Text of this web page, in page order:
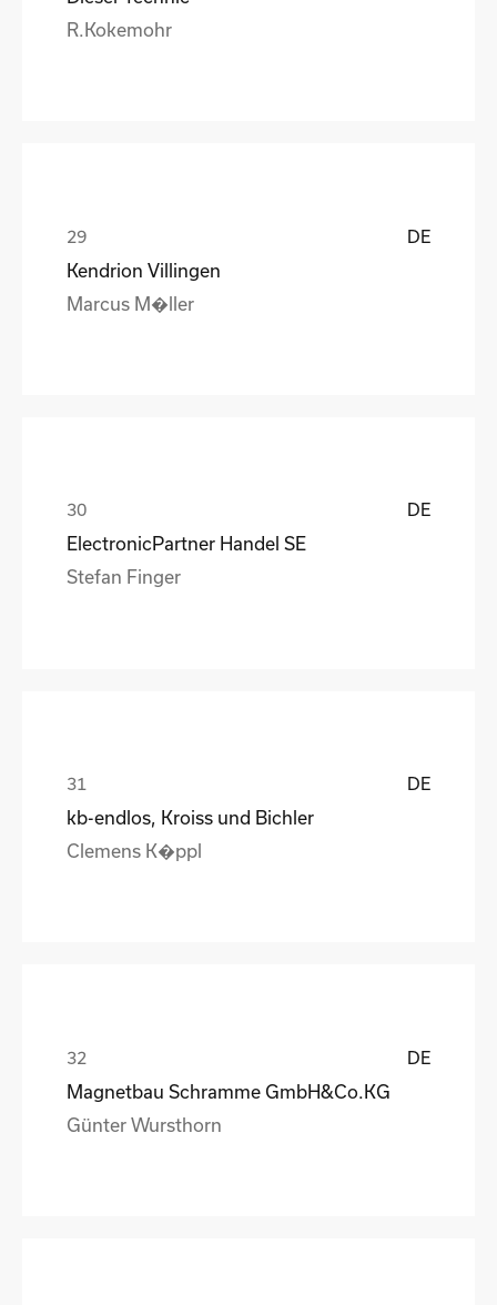
R.Kokemohr
DE
Kendrion Villingen
Marcus M�ller
DE
ElectronicPartner Handel SE
Stefan Finger
DE
kb-endlos, Kroiss und Bichler
Clemens K�ppl
DE
Magnetbau Schramme GmbH&Co.KG
Günter Wursthorn